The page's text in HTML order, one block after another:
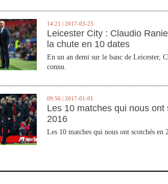
14:21 | 2017-03-25
Leicester City : Claudio
la chute en 10 dates
En un an demi sur le banc de Leicester,
connu.
09:56 | 2017-01-01
Les 10 matches qui nous ont
2016
Les 10 matches qui nous ont scotchés en